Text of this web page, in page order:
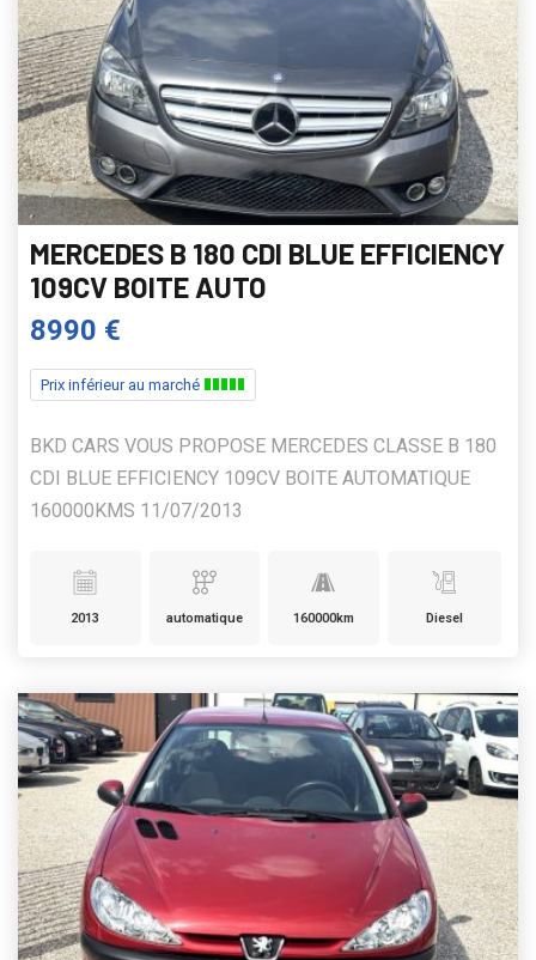
MERCEDES B 180 CDI BLUE EFFICIENCY
109CV BOITE AUTO
8990 €
Prix inférieur au marché
BKD CARS VOUS PROPOSE MERCEDES CLASSE B 180
CDI BLUE EFFICIENCY 109CV BOITE AUTOMATIQUE
160000KMS 11/07/2013
2013 automatique 160000km Diesel